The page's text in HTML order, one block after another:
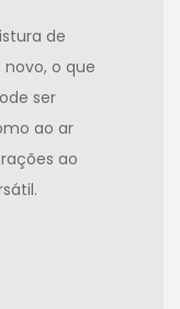
de
o que
ser
ao ar
ao